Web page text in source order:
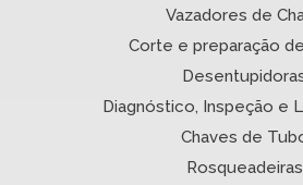
Vazadores de
Corte e preparação
Diagnóstico, Inspeção e
Chaves de
Rosqueadeiras